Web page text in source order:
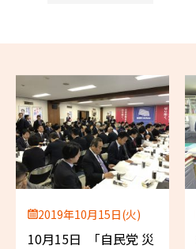
2019年10月15日(火)
10月15日 「自民党 災